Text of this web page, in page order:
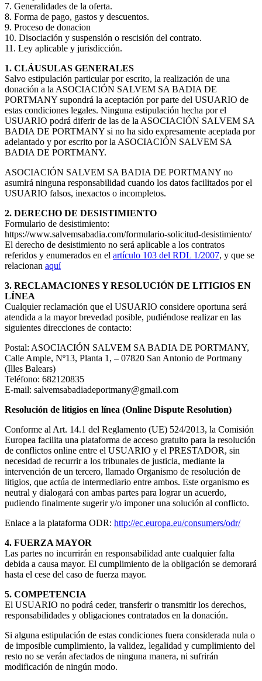
7. Generalidades de la oferta.
8. Forma de pago, gastos y descuentos.
9. Proceso de donacion
10. Disociación y suspensión o rescisión del contrato.
11. Ley aplicable y jurisdicción.
1. CLÁUSULAS GENERALES
Salvo estipulación particular por escrito, la realización de una
donación a la ASOCIACIÓN SALVEM SA BADIA DE
PORTMANY supondrá la aceptación por parte del USUARIO de
estas condiciones legales. Ninguna estipulación hecha por el
USUARIO podrá diferir de las de la ASOCIACIÓN SALVEM SA
BADIA DE PORTMANY si no ha sido expresamente aceptada por
adelantado y por escrito por la ASOCIACIÓN SALVEM SA
BADIA DE PORTMANY.
ASOCIACIÓN SALVEM SA BADIA DE PORTMANY no
asumirá ninguna responsabilidad cuando los datos facilitados por el
USUARIO falsos, inexactos o incompletos.
2. DERECHO DE DESISTIMIENTO
Formulario de desistimiento:
https://www.salvemsabadia.com/formulario-solicitud-desistimiento/
El derecho de desistimiento no será aplicable a los contratos
referidos y enumerados en el artículo 103 del RDL 1/2007, y que se
relacionan aquí
3. RECLAMACIONES Y RESOLUCIÓN DE LITIGIOS EN
LÍNEA
Cualquier reclamación que el USUARIO considere oportuna será
atendida a la mayor brevedad posible, pudiéndose realizar en las
siguientes direcciones de contacto:
Postal: ASOCIACIÓN SALVEM SA BADIA DE PORTMANY,
Calle Ample, Nº13, Planta 1, – 07820 San Antonio de Portmany
(Illes Balears)
Teléfono: 682120835
E-mail: salvemsabadiadeportmany@gmail.com
Resolución de litigios en línea (Online Dispute Resolution)
Conforme al Art. 14.1 del Reglamento (UE) 524/2013, la Comisión
Europea facilita una plataforma de acceso gratuito para la resolución
de conflictos online entre el USUARIO y el PRESTADOR, sin
necesidad de recurrir a los tribunales de justicia, mediante la
intervención de un tercero, llamado Organismo de resolución de
litigios, que actúa de intermediario entre ambos. Este organismo es
neutral y dialogará con ambas partes para lograr un acuerdo,
pudiendo finalmente sugerir y/o imponer una solución al conflicto.
Enlace a la plataforma ODR: http://ec.europa.eu/consumers/odr/
4. FUERZA MAYOR
Las partes no incurrirán en responsabilidad ante cualquier falta
debida a causa mayor. El cumplimiento de la obligación se demorará
hasta el cese del caso de fuerza mayor.
5. COMPETENCIA
El USUARIO no podrá ceder, transferir o transmitir los derechos,
responsabilidades y obligaciones contratados en la donación.
Si alguna estipulación de estas condiciones fuera considerada nula o
de imposible cumplimiento, la validez, legalidad y cumplimiento del
resto no se verán afectados de ninguna manera, ni sufrirán
modificación de ningún modo.